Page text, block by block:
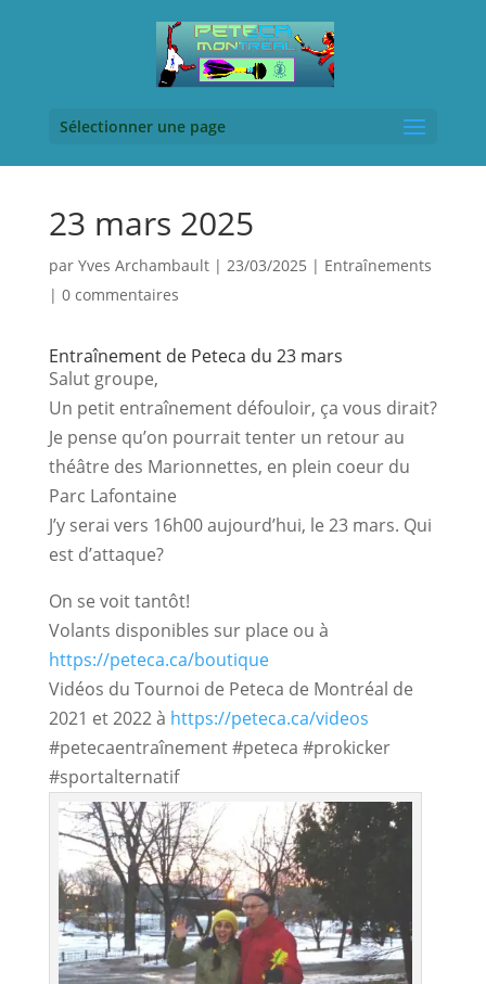
Sélectionner une page
23 mars 2025
par Yves Archambault| 23/03/2025 | Entraînements
| 0 commentaires
Entraînement de Peteca du 23 mars
Salut groupe,
Un petit entraînement défouloir, ça vous dirait?
Je pense qu’on pourrait tenter un retour au
théâtre des Marionnettes, en plein coeur du
Parc Lafontaine
J’y serai vers 16h00 aujourd’hui, le 23 mars. Qui
est d’attaque?
On se voit tantôt!
Volants disponibles sur place ou à
https://peteca.ca/boutique
Vidéos du Tournoi de Peteca de Montréal de
2021 et 2022 à https://peteca.ca/videos
#petecaentraînement #peteca #prokicker
#sportalternatif